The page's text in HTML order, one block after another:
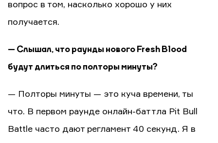
вопрос в том, насколько хорошо у них
получается.
— Слышал, что раунды нового Fresh Blood
будут длиться по полторы минуты?
— Полторы минуты — это куча времени, ты
что. В первом раунде онлайн-баттла Pit Bull
Battle часто дают регламент 40 секунд. Я в